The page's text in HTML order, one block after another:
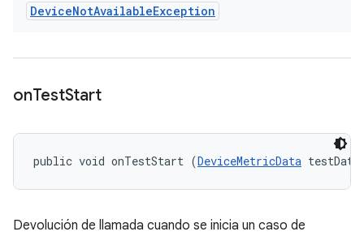
DeviceNotAvailableException
onTestStart
public void onTestStart (DeviceMetricData
Devolución de llamada cuando se inicia un caso de